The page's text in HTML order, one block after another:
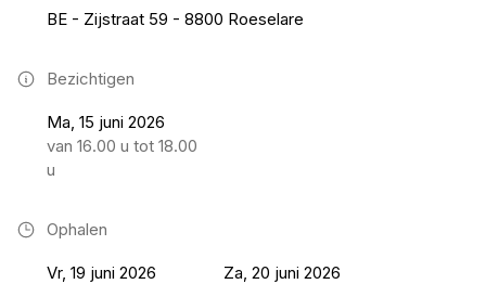
BE - Zijstraat 59 - 8800 Roeselare
Bezichtigen
Ma, 15 juni 2026
van 16.00 u tot 18.00
u
Ophalen
Vr, 19 juni 2026
Za, 20 juni 2026